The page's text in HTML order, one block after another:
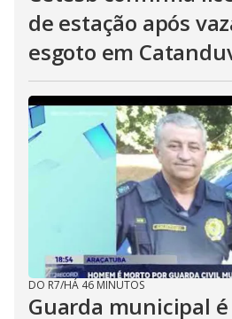
de estação após
esgoto em
DO R7/HÁ 46 MINUTOS
Guarda municipal